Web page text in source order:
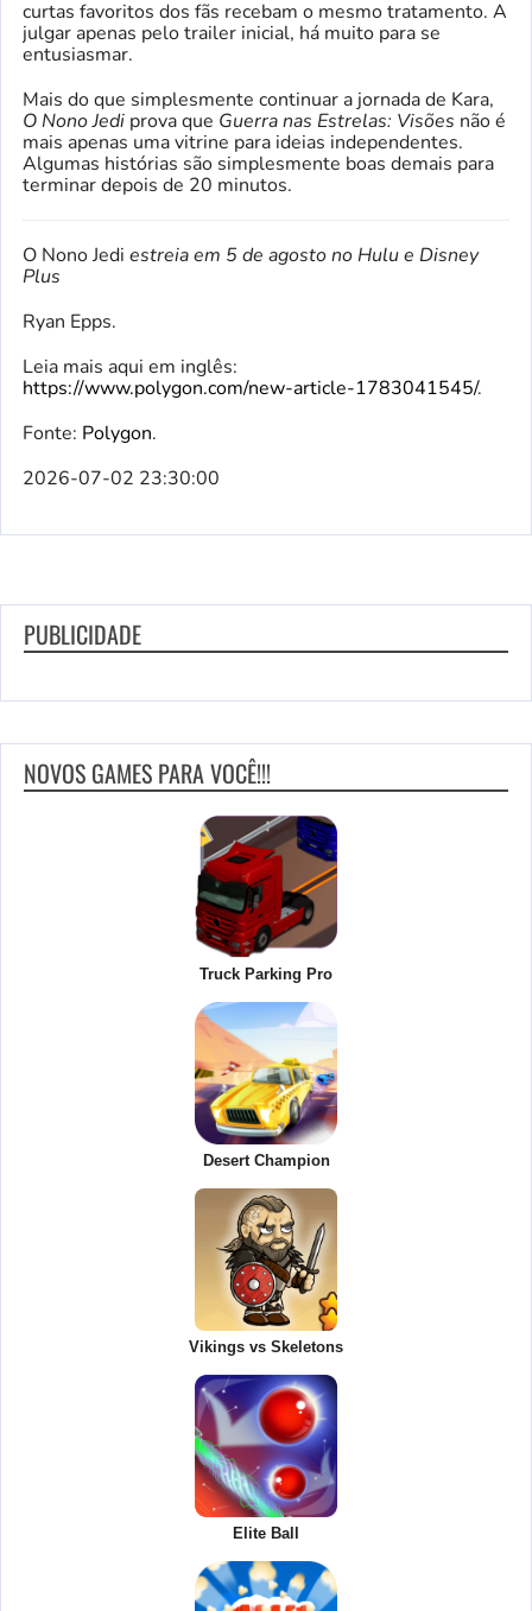
curtas favoritos dos fãs recebam o mesmo tratamento. A
julgar apenas pelo trailer inicial, há muito para se
entusiasmar.
Mais do que simplesmente continuar a jornada de Kara,
O Nono Jedi prova que Guerra nas Estrelas: Visões não é
mais apenas uma vitrine para ideias independentes.
Algumas histórias são simplesmente boas demais para
terminar depois de 20 minutos.
O Nono Jedi estreia em 5 de agosto no Hulu e Disney
Plus
Ryan Epps.
Leia mais aqui em inglês:
https://www.polygon.com/new-article-1783041545/.
Fonte: Polygon.
2026-07-02 23:30:00
PUBLICIDADE
NOVOS GAMES PARA VOCÊ!!!
Truck Parking Pro
Desert Champion
Vikings vs Skeletons
Elite Ball